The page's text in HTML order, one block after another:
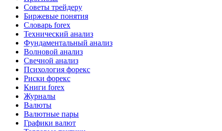
Советы трейдеру
Биржевые понятия
Словарь forex
Технический анализ
Фундаментальный анализ
Волновой анализ
Свечной анализ
Психология форекс
Риски форекс
Книги forex
Журналы
Валюты
Валютные пары
Графики валют